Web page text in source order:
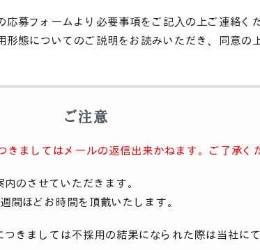
応募フォームより必要事項をご記⼊の上ご連絡く
形態についてのご説明をお読みいただき、同意の
ご注意
ましてはメールの返信出来かねます。 ご了承く
のさせていただきます。
間ほどお時間を頂戴いたします。
ましては不採用の結果になられた際は当社にて